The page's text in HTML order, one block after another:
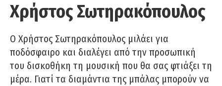
Χρήστος Σωτηρακόπουλος
Ο Χρήστος Σωτηρακόπουλος μιλάει για
ποδόσφαιρο και διαλέγει από την προσωπική
του δισκοθήκη τη μουσική που θα σας φτιάξει τη
μέρα. Γιατί τα διαμάντια της μπάλας μπορούν να